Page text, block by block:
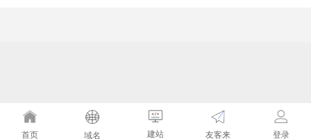
首页 域名 建站 友客来 登录